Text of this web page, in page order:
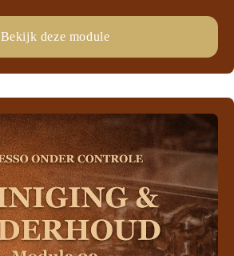
Bekijk deze module